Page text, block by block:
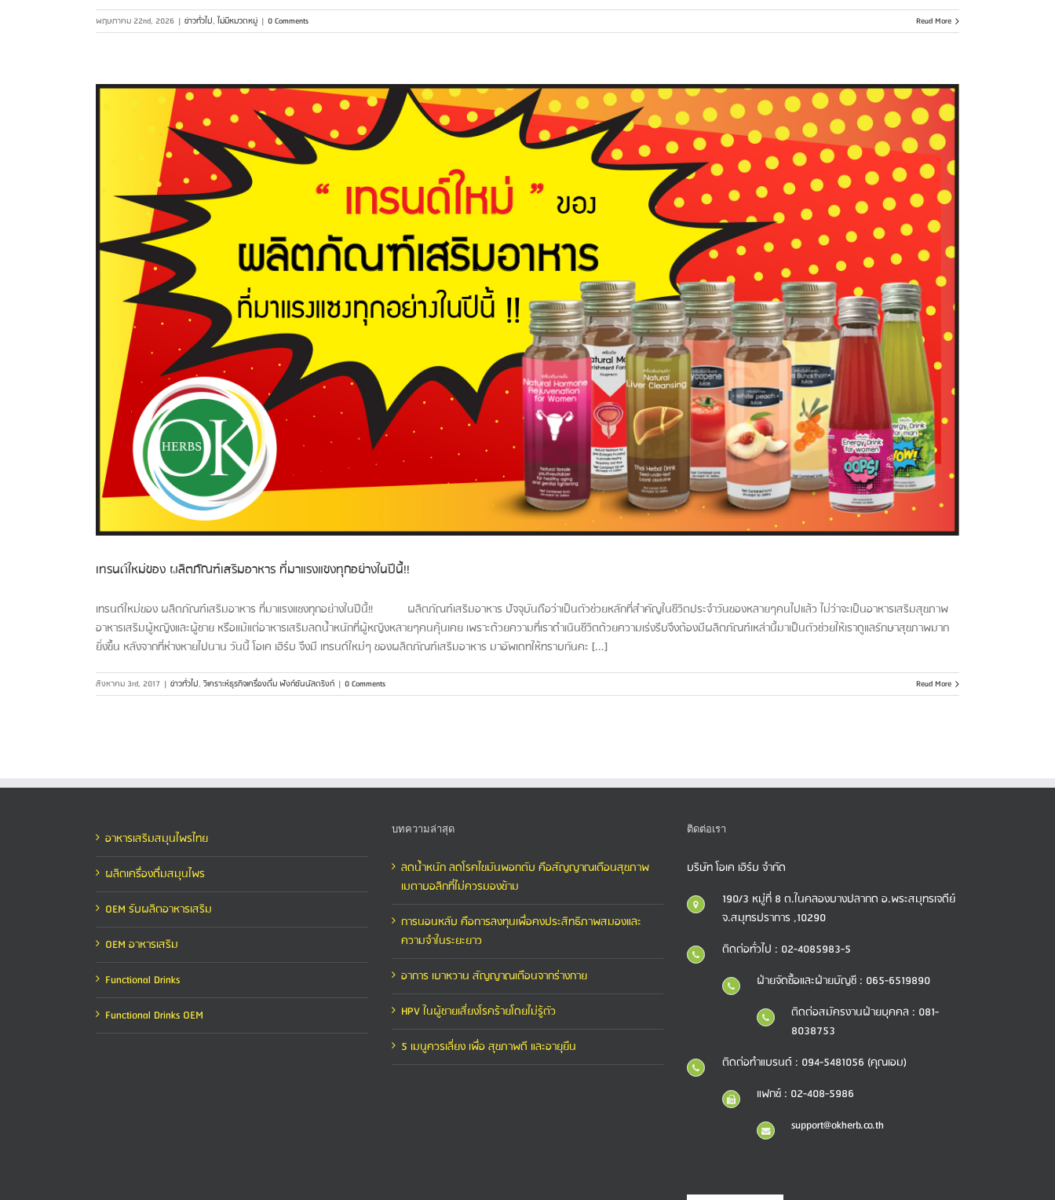
พฤษภาคม 22nd, 2026 | ข่าวทั่วไป,ไม่มีหมวดหมู่ | 0 Comments Read More
เทรนด์ใหม่ของ ผลิตภัณฑ์เสริมอาหาร ที่มาแรงแซงทุกอย่างในปีนี้!!
เทรนด์ใหม่ของ ผลิตภัณฑ์เสริมอาหาร ที่มาแรงแซงทุกอย่างในปีนี้!! ผลิตภัณฑ์เสริมอาหาร ปัจจุบันถือว่าเป็นตัวช่วยหลักที่สำคัญในชีวิตประจำวันของหลายๆคนไปแล้ว ไม่ว่าจะเป็นอาหารเสริมสุขภาพ
อาหารเสริมผู้หญิงและผู้ชาย หรือแม้แต่อาหารเสริมลดน้ำหนักที่ผู้หญิงหลายๆคนคุ้นเคย เพราะด้วยความที่เราดำเนินชีวิตด้วยความเร่งรีบจึงต้องมีผลิตภัณฑ์เหล่านี้มาเป็นตัวช่วยให้เราดูแลรักษาสุขภาพมาก
ยิ่งขึ้น หลังจากที่ห่างหายไปนาน วันนี้ โอเค เฮิร์บ จึงมี เทรนด์ใหม่ๆ ของผลิตภัณฑ์เสริมอาหาร มาอัพเดทให้ทราบกันคะ [...]
สิงหาคม 3rd, 2017 | ข่าวทั่วไป, วิเคราะห์ธุรกิจเครื่องดื่ม ฟังก์ชันนัลดริงก์ | 0 Comments Read More
อาหารเสริมสมุนไพรไทย
ผลิตเครื่องดื่มสมุนไพร
OEM รับผลิตอาหารเสริม
OEM อาหารเสริม
Functional Drinks
Functional Drinks OEM
บทความล่าสุด
ลดน้ำหนัก ลดโรคไขมันพอกตับ คือสัญญาณเตือนสุขภาพ
เมตาบอลิกที่ไม่ควรมองข้าม
การนอนหลับ คือการลงทุนเพื่อคงประสิทธิภาพสมองและ
ความจำในระยะยาว
อาการ เบาหวาน สัญญาณเตือนจากร่างกาย
HPV ในผู้ชายเสี่ยงโรคร้ายโดยไม่รู้ตัว
5 เมนูควรเลี่ยง เพื่อ สุขภาพดี และอายุยืน
ติดต่อเรา
บริษัท โอเค เฮิร์บ จำกัด
190/3 หมู่ที่ 8 ต.ในคลองบางปลากด อ.พระสมุทรเจดีย์
จ.สมุทรปราการ ,10290
ติดต่อทั่วไป : 02-4085983-5
ฝ่ายจัดซื้อและฝ่ายบัญชี : 065-6519890
ติดต่อสมัครงานฝ่ายบุคคล : 081-
8038753
ติดต่อทำแบรนด์ : 094-5481056 (คุณเอม)
แฟกซ์ : 02-408-5986
support@okherb.co.th